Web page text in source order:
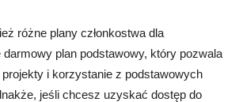
różne plany członkostwa dla
darmowy plan podstawowy, który pozwala
projekty i korzystanie z podstawowych
jeśli chcesz uzyskać dostęp do